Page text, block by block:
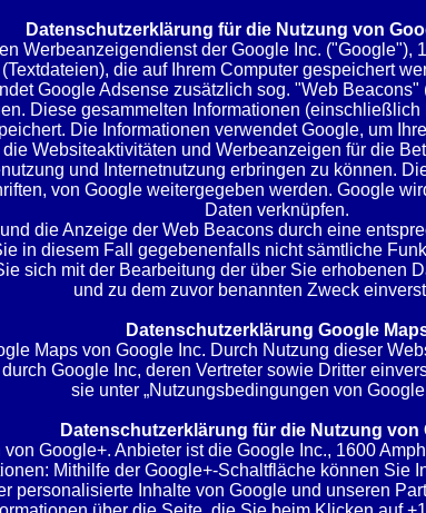
Datenschutzerklärung für die Nutzung von
Werbeanzeigendienst der Google Inc. ("Google"),
die auf Ihrem Computer gespeichert
Google Adsense zusätzlich sog. "Web
Diese gesammelten Informationen
Die Informationen verwendet Google, um
Websiteaktivitäten und Werbeanzeigen für die
und Internetnutzung erbringen zu können.
von Google weitergegeben werden. Google
Daten verknüpfen.
die Anzeige der Web Beacons durch eine
in diesem Fall gegebenenfalls nicht sämtliche
sich mit der Bearbeitung der über Sie erhobenen
und zu dem zuvor benannten Zweck
Datenschutzerklärung Google
Maps von Google Inc. Durch Nutzung dieser
Google Inc, deren Vertreter sowie Dritter
sie unter „Nutzungsbedingungen von Google
Datenschutzerklärung für die Nutzung von
Google+. Anbieter ist die Google Inc., 1600
Mithilfe der Google+-Schaltfläche können Sie
personalisierte Inhalte von Google und unseren